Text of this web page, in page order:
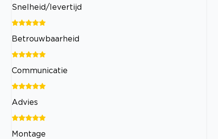
Snelheid/levertijd
Betrouwbaarheid
Communicatie
Advies
Montage